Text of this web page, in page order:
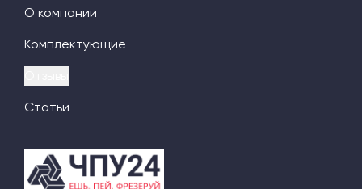
О компании
Комплектующие
Статьи